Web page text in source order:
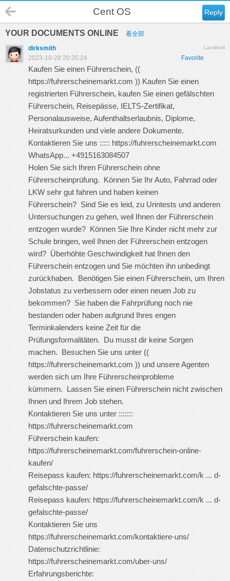
Reply
Cent OS
YOUR DOCUMENTS ONLINE 看全部
Landlord
dirksmith
Favorite
2023-10-28 20:35:24
Kaufen Sie einen Führerschein, ((
https://fuhrerscheinemarkt.com )) Kaufen Sie einen
registrierten Führerschein, kaufen Sie einen gefälschten
Führerschein, Reisepässe, IELTS-Zertifikat,
Personalausweise, Aufenthaltserlaubnis, Diplome,
Heiratsurkunden und viele andere Dokumente.
Kontaktieren Sie uns ::::: https://fuhrerscheinemarkt.com
WhatsApp... +4915163084507
Holen Sie sich Ihren Führerschein ohne
Führerscheinprüfung. Können Sie Ihr Auto, Fahrrad oder
LKW sehr gut fahren und haben keinen
Führerschein? Sind Sie es leid, zu Urintests und anderen
Untersuchungen zu gehen, weil Ihnen der Führerschein
entzogen wurde? Können Sie Ihre Kinder nicht mehr zur
Schule bringen, weil Ihnen der Führerschein entzogen
wird? Überhöhte Geschwindigkeit hat Ihnen den
Führerschein entzogen und Sie möchten ihn unbedingt
zurückhaben. Benötigen Sie einen Führerschein, um Ihren
Jobstatus zu verbessern oder einen neuen Job zu
bekommen? Sie haben die Fahrprüfung noch nie
bestanden oder haben aufgrund Ihres engen
Terminkalenders keine Zeit für die
Prüfungsformalitäten. Du musst dir keine Sorgen
machen. Besuchen Sie uns unter ((
https://fuhrerscheinemarkt.com )) und unsere Agenten
werden sich um Ihre Führerscheinprobleme
kümmern. Lassen Sie einen Führerschein nicht zwischen
Ihnen und Ihrem Job stehen.
Kontaktieren Sie uns unter :::::::
https://fuhrerscheinemarkt.com
Führerschein kaufen:
https://fuhrerscheinemarkt.com/fuhrerschein-online-
kaufen/
Reisepass kaufen: https://fuhrerscheinemarkt.com/k ... d-
gefalschte-passe/
Reisepass kaufen: https://fuhrerscheinemarkt.com/k ... d-
gefalschte-passe/
Kontaktieren Sie uns
https://fuhrerscheinemarkt.com/kontaktiere-uns/
Datenschutzrichtlinie:
https://fuhrerscheinemarkt.com/uber-uns/
Erfahrungsberichte: